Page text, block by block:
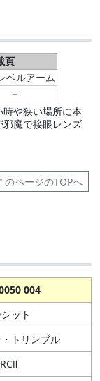
頁
ベルアーム
－
や狭い場所に本
魔で接眼レンズ
ページのTOPへ
004
ット
トリンブル